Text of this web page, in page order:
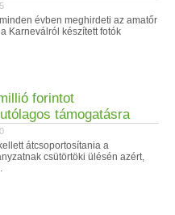
évben meghirdeti az amatőr
Karneválról készített fotók
forintot
támogatásra
átcsoportosítania a
csütörtöki ülésén azért,